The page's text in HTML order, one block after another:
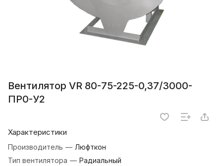
Вентилятор VR 80-75-225-0,37/3000-
ПР0-У2
Характеристики
Производитель — Люфткон
Тип вентилятора — Радиальный